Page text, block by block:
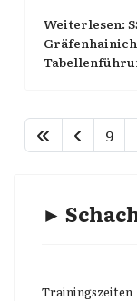
Weiterlesen:
9
►
Trainingszeiten